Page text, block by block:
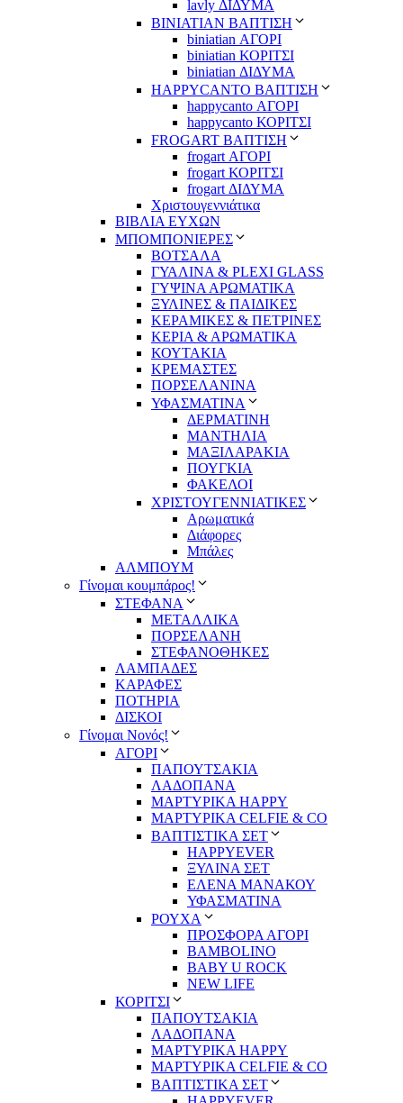
lavly ΔΙΔΥΜΑ
ΒΙΝΙΑΤΙΑΝ ΒΑΠΤΙΣΗ
biniatian ΑΓΟΡΙ
biniatian ΚΟΡΙΤΣΙ
biniatian ΔΙΔΥΜΑ
HAPPYCANTO ΒΑΠΤΙΣΗ
happycanto ΑΓΟΡΙ
happycanto ΚΟΡΙΤΣΙ
FROGART ΒΑΠΤΙΣΗ
frogart ΑΓΟΡΙ
frogart ΚΟΡΙΤΣΙ
frogart ΔΙΔΥΜΑ
Χριστουγεννιάτικα
ΒΙΒΛΙΑ ΕΥΧΩΝ
ΜΠΟΜΠΟΝΙΕΡΕΣ
ΒΟΤΣΑΛΑ
ΓΥΑΛΙΝΑ & PLEXI GLASS
ΓΥΨΙΝΑ ΑΡΩΜΑΤΙΚΑ
ΞΥΛΙΝΕΣ & ΠΑΙΔΙΚΕΣ
ΚΕΡΑΜΙΚΕΣ & ΠΕΤΡΙΝΕΣ
ΚΕΡΙΑ & ΑΡΩΜΑΤΙΚΑ
ΚΟΥΤΑΚΙΑ
ΚΡΕΜΑΣΤΕΣ
ΠΟΡΣΕΛΑΝΙΝΑ
ΥΦΑΣΜΑΤΙΝA
ΔΕΡΜΑΤΙΝΗ
ΜΑΝΤΗΛΙΑ
ΜΑΞΙΛΑΡΑΚΙΑ
ΠΟΥΓΚΙΑ
ΦΑΚΕΛΟΙ
ΧΡΙΣΤΟΥΓΕΝΝΙΑΤΙΚΕΣ
Αρωματικά
Διάφορες
Μπάλες
ΑΛΜΠΟΥΜ
Γίνομαι κουμπάρος!
ΣΤΕΦΑΝΑ
ΜΕΤΑΛΛΙΚΑ
ΠΟΡΣΕΛΑΝΗ
ΣΤΕΦΑΝΟΘΗΚΕΣ
ΛΑΜΠΑΔΕΣ
ΚΑΡΑΦΕΣ
ΠΟΤΗΡΙΑ
ΔΙΣΚΟΙ
Γίνομαι Νονός!
ΑΓΟΡΙ
ΠΑΠΟΥΤΣΑΚΙΑ
ΛΑΔΟΠΑΝΑ
ΜΑΡΤΥΡΙΚΑ HAPPY
ΜΑΡΤΥΡΙΚΑ CELFIE & CO
ΒΑΠΤΙΣΤΙΚΑ ΣΕΤ
HAPPYEVER
ΞΥΛΙΝΑ ΣΕΤ
ΕΛΕΝΑ ΜΑΝΑΚΟΥ
ΥΦΑΣΜΑΤΙΝΑ
ΡΟΥΧΑ
ΠΡΟΣΦΟΡΑ ΑΓΟΡΙ
BAMBOLINO
BABY U ROCK
NEW LIFE
ΚΟΡΙΤΣΙ
ΠΑΠΟΥΤΣΑΚΙΑ
ΛΑΔΟΠΑΝΑ
ΜΑΡΤΥΡΙΚΑ HAPPY
ΜΑΡΤΥΡΙΚΑ CELFIE & CO
ΒΑΠΤΙΣΤΙΚΑ ΣΕΤ